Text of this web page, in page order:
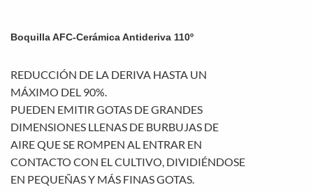
Boquilla AFC-Cerámica Antideriva 110º
REDUCCIÓN DE LA DERIVA HASTA UN
MÁXIMO DEL 90%.
PUEDEN EMITIR GOTAS DE GRANDES
DIMENSIONES LLENAS DE BURBUJAS DE
AIRE QUE SE ROMPEN AL ENTRAR EN
CONTACTO CON EL CULTIVO, DIVIDIÉNDOSE
EN PEQUEÑAS Y MÁS FINAS GOTAS.